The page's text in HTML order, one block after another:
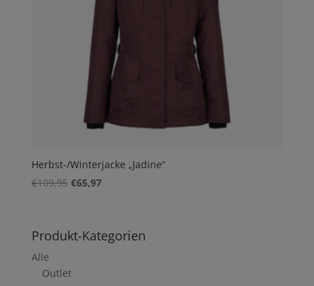
Herbst-/Winterjacke „Jadine“
€109,95 Ursprünglicher
€109,95
€65,97Aktueller
€65,97.
Produkt-Kategorien
Alle
Outlet